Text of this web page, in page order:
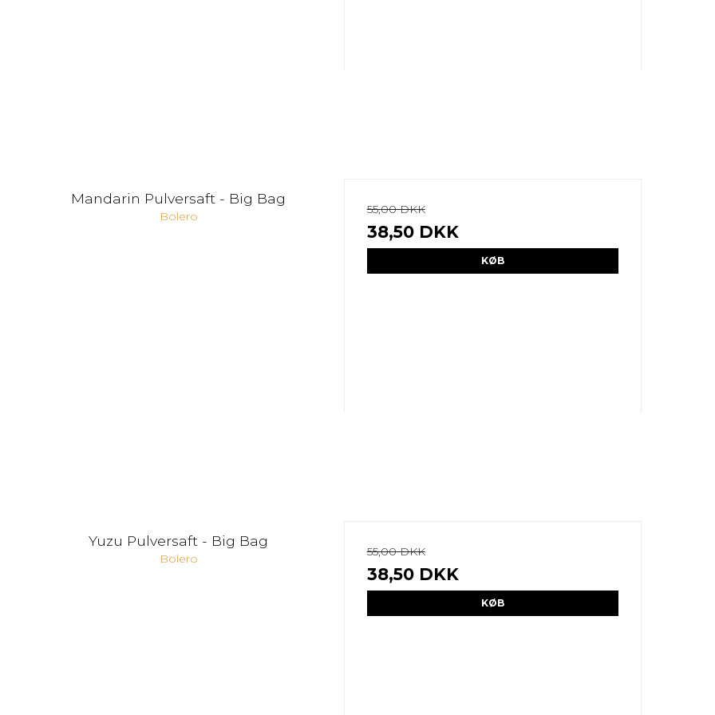
Mandarin Pulversaft - Big Bag
Bolero
55,00 DKK
38,50 DKK
KØB
Yuzu Pulversaft - Big Bag
Bolero
55,00 DKK
38,50 DKK
KØB